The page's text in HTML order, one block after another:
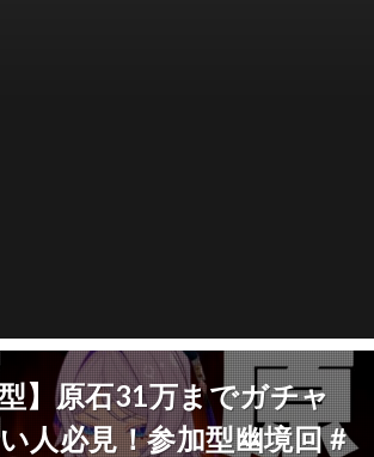
】原石31万までガチャ
人必見！参加型幽境回 #